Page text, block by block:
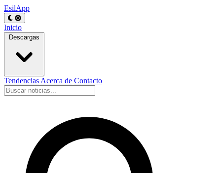
EsilApp
Inicio
Descargas
Tendencias Acerca de Contacto